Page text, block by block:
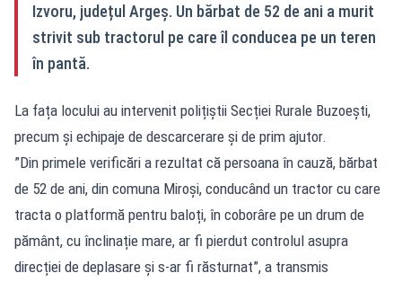
Izvoru, județul Argeș. Un bărbat de 52 de ani a murit
strivit sub tractorul pe care îl conducea pe un teren
în pantă.
La fața locului au intervenit polițiștii Secției Rurale Buzoești,
precum și echipaje de descarcerare și de prim ajutor.
”Din primele verificări a rezultat că persoana în cauză, bărbat
de 52 de ani, din comuna Miroși, conducând un tractor cu care
tracta o platformă pentru baloți, în coborâre pe un drum de
pământ, cu înclinație mare, ar fi pierdut controlul asupra
direcției de deplasare și s-ar fi răsturnat”, a transmis